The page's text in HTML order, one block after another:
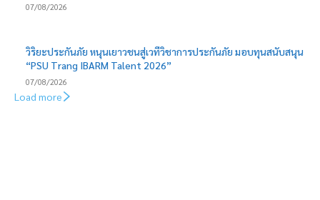
07/08/2026
วิริยะประกันภัย หนุนเยาวชนสู่เวทีวิชาการประกันภัย มอบทุนสนับสนุน
“PSU Trang IBARM Talent 2026”
07/08/2026
Load more